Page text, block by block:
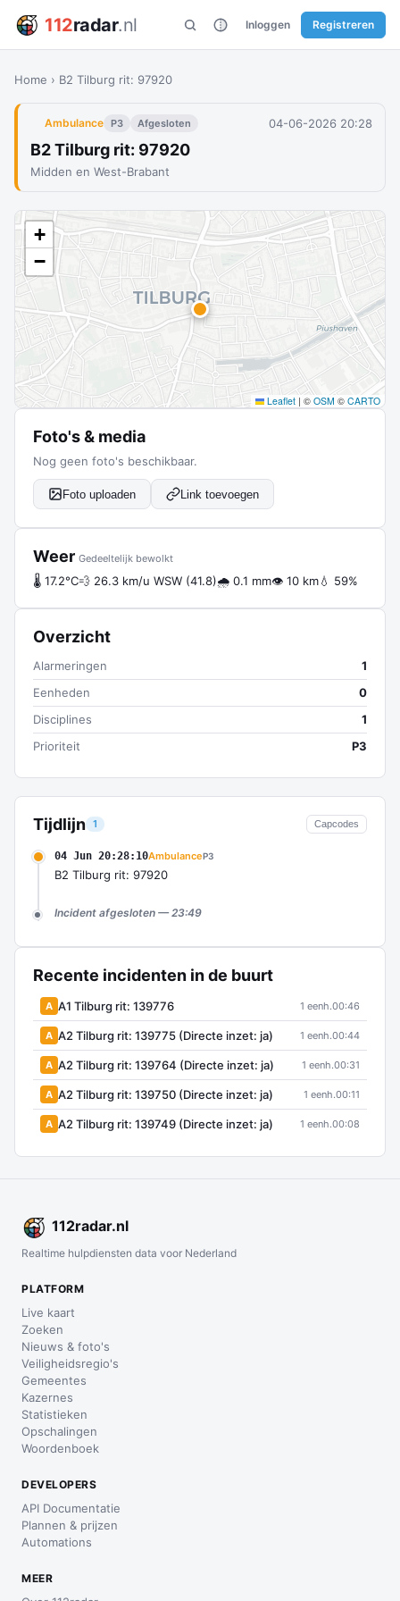
112radar.nl Inloggen Registreren
Home › B2 Tilburg rit: 97920
Ambulance P3 Afgesloten 04-06-2026 20:28
B2 Tilburg rit: 97920
Midden en West-Brabant
Tijdlijn 1 Capcodes
04 Jun 20:28:10AmbulanceP3
B2 Tilburg rit: 97920
Incident afgesloten — 23:49
Recente incidenten in de buurt
A A1 Tilburg rit: 139776 1 eenh.00:46
A A2 Tilburg rit: 139775 (Directe inzet: ja) 1 eenh.00:44
A A2 Tilburg rit: 139764 (Directe inzet: ja) 1 eenh.00:31
A A2 Tilburg rit: 139750 (Directe inzet: ja) 1 eenh.00:11
A A2 Tilburg rit: 139749 (Directe inzet: ja) 1 eenh.00:08
+
−
Leaflet | © OSM © CARTO
Foto's & media
Nog geen foto's beschikbaar.
Foto uploaden Link toevoegen
Weer Gedeeltelijk bewolkt
🌡 17.2°C💨 26.3 km/u WSW (41.8)🌧 0.1 mm👁 10 km💧 59%
Overzicht
Alarmeringen
1
Eenheden
0
Disciplines
1
Prioriteit
P3
112radar.nl
Realtime hulpdiensten data voor Nederland
PLATFORM
Live kaart
Zoeken
Nieuws & foto's
Veiligheidsregio's
Gemeentes
Kazernes
Statistieken
Opschalingen
Woordenboek
DEVELOPERS
API Documentatie
Plannen & prijzen
Automations
MEER